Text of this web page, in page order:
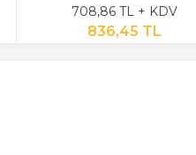
708,86 TL + KDV
836,45 TL